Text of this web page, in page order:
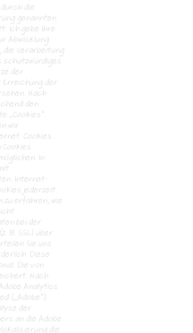
die
genannten
Ich gebe Ihre
Verarbeitung
der
der
Nach
den
wir
Cookies
In
Internet-
jederzeit
erfahren, wie
bei der
B. SSL) über
Sie uns
Diese
Die von
Nach
Analytics
der
an die Adobe
die